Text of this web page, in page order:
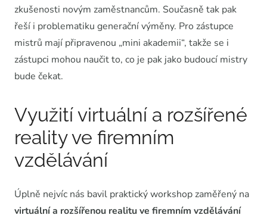
zkušenosti novým zaměstnancům. Současně tak pak
řeší i problematiku generační výměny. Pro zástupce
mistrů mají připravenou „mini akademii“, takže se i
zástupci mohou naučit to, co je pak jako budoucí mistry
bude čekat.
Využití virtuální a rozšířené
reality ve firemním
vzdělávání
Úplně nejvíc nás bavil praktický workshop zaměřený na
virtuálnía rozšířenou realitu ve firemním vzdělávání